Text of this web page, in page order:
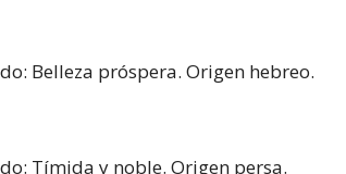
Belleza próspera. Origen hebreo.
Tímida y noble. Origen persa.